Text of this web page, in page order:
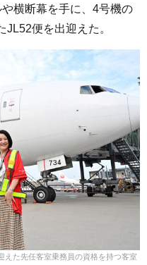
横断幕を手に、4号機の
便を出迎えた。
えた先任客室乗務員の資格を持つ客室